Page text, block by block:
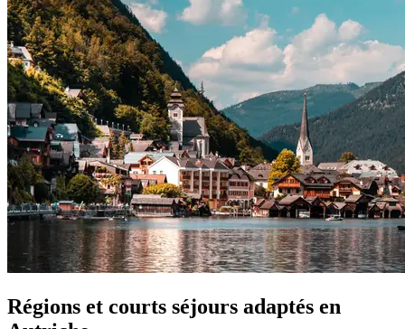
Régions et courts séjours adaptés en